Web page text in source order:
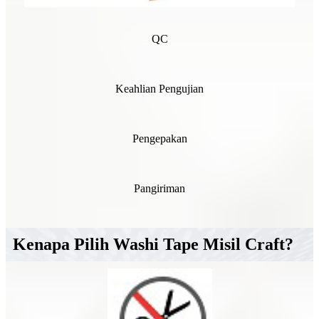
QC
Keahlian Pengujian
Pengepakan
Pangiriman
Kenapa Pilih Washi Tape Misil Craft?